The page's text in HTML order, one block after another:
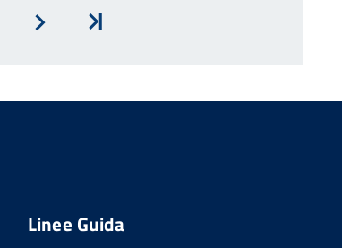
Linee Guida